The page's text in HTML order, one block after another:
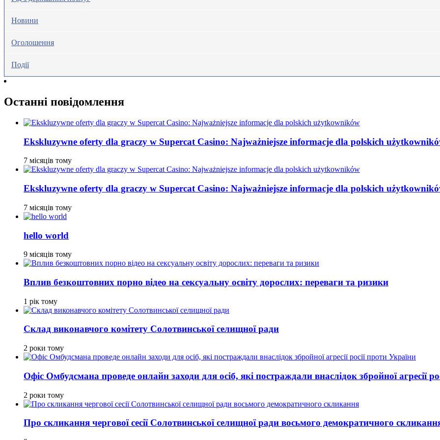
Новини
Оголошення
Події
Останні повідомлення
Ekskluzywne oferty dla graczy w Supercat Casino: Najważniejsze informacje dla polskich
7 місяців тому
Ekskluzywne oferty dla graczy w Supercat Casino: Najważniejsze informacje dla polskich
7 місяців тому
hello world
9 місяців тому
Вплив безкоштовних порно відео на сексуальну освіту дорослих: переваги та ризики
1 рік тому
Склад виконавчого комітету Солотвинської селищної ради
2 роки тому
Офіс Омбудсмана проведе онлайн заходи для осіб, які постраждали внаслідок збройної агресії
2 роки тому
Про скликання чергової сесії Солотвинської селищної ради восьмого демократичного